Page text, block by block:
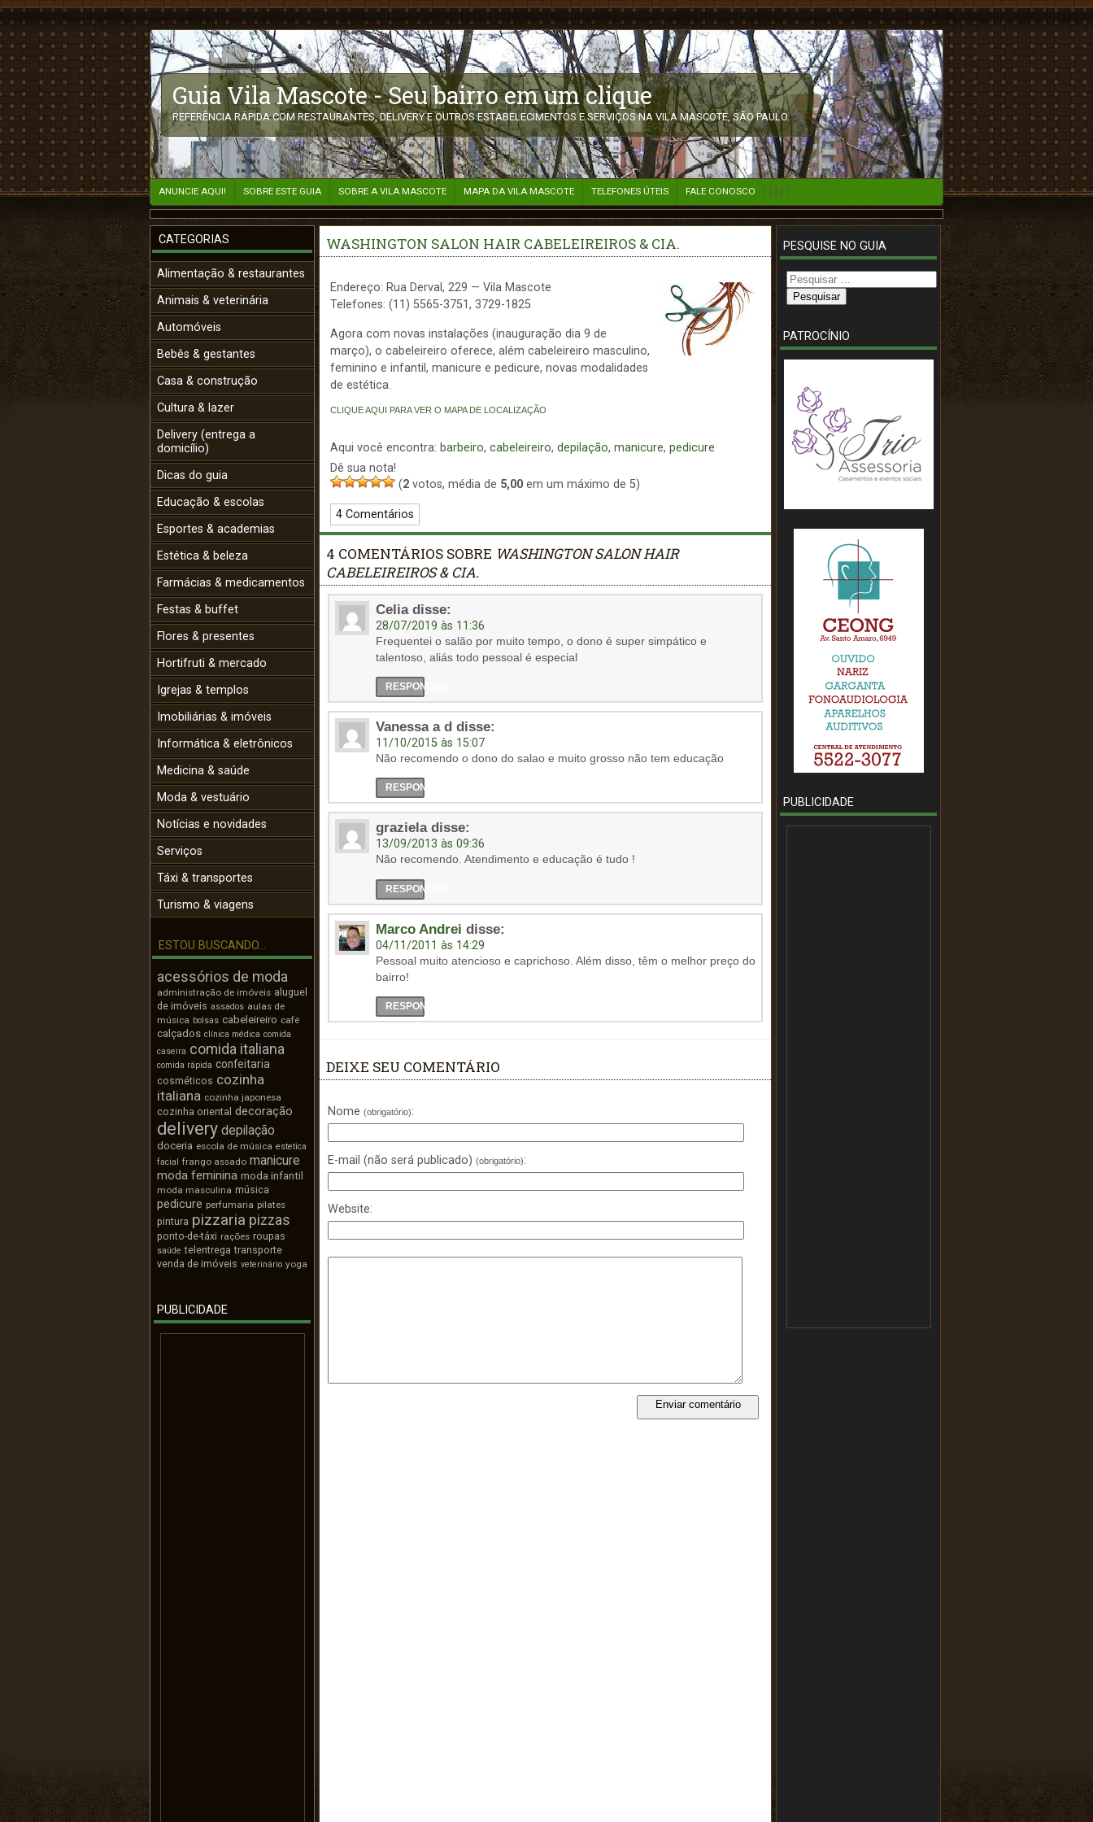
Guia Vila Mascote - Seu bairro em um clique
REFERÊNCIA RÁPIDA COM RESTAURANTES, DELIVERY E OUTROS ESTABELECIMENTOS E SERVIÇOS NA VILA MASCOTE, SÃO PAULO.
ANUNCIE AQUI! SOBRE ESTE GUIA SOBRE A VILA MASCOTE MAPA DA VILA MASCOTE TELEFONES ÚTEIS FALE CONOSCO
CATEGORIAS
Alimentação & restaurantes
Animais & veterinária
Automóveis
Bebês & gestantes
Casa & construção
Cultura & lazer
Delivery (entrega a
domicílio)
Dicas do guia
Educação & escolas
Esportes & academias
Estética & beleza
Farmácias & medicamentos
Festas & buffet
Flores & presentes
Hortifruti & mercado
Igrejas & templos
Imobiliárias & imóveis
Informática & eletrônicos
Medicina & saúde
Moda & vestuário
Notícias e novidades
Serviços
Táxi & transportes
Turismo & viagens
ESTOU BUSCANDO...
acessórios de moda
administração de imóveis aluguel
de imóveis assados aulas de
música bolsas cabeleireiro café
calçados clínica médica comida
caseira comida italiana
comida rápida confeitaria
cosméticos cozinha
italiana cozinha japonesa
cozinha oriental decoração
delivery depilação
doceria escola de música estetica
facial frango assado manicure
moda feminina moda infantil
moda masculina música
pedicure perfumaria pilates
pintura pizzaria pizzas
ponto-de-táxi rações roupas
saúde telentrega transporte
venda de imóveis veterinário yoga
PUBLICIDADE
WASHINGTON SALON HAIR CABELEIREIROS & CIA.
Endereço: Rua Derval, 229 — Vila Mascote
Telefones: (11) 5565-3751, 3729-1825
Agora com novas instalações (inauguração dia 9 de
março), o cabeleireiro oferece, além cabeleireiro masculino,
feminino e infantil, manicure e pedicure, novas modalidades
de estética.
CLIQUE AQUI PARA VER O MAPA DE LOCALIZAÇÃO
Aqui você encontra: barbeiro, cabeleireiro, depilação, manicure, pedicure
Dê sua nota!
(2 votos, média de 5,00 em um máximo de 5)
4 Comentários
4 COMENTÁRIOS SOBRE WASHINGTON SALON HAIR
CABELEIREIROS & CIA.
Celia disse:
28/07/2019 às 11:36
Frequentei o salão por muito tempo, o dono é super simpático e
talentoso, aliás todo pessoal é especial
RESPONDER
Vanessa a d disse:
11/10/2015 às 15:07
Não recomendo o dono do salao e muito grosso não tem educação
RESPONDER
graziela disse:
13/09/2013 às 09:36
Não recomendo. Atendimento e educação é tudo !
RESPONDER
Marco Andrei disse:
04/11/2011 às 14:29
Pessoal muito atencioso e caprichoso. Além disso, têm o melhor preço do
bairro!
RESPONDER
DEIXE SEU COMENTÁRIO
Nome (obrigatório):
E-mail (não será publicado) (obrigatório):
Website:
PESQUISE NO GUIA
Pesquisar
por:
PATROCÍNIO
PUBLICIDADE